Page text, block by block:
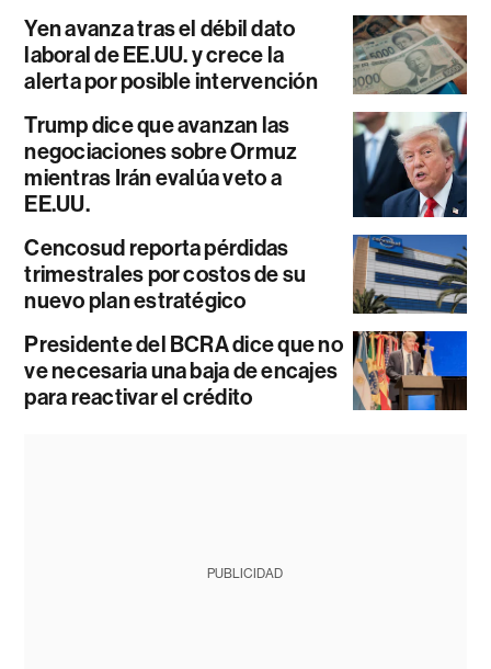
Yen avanza tras el débil dato
laboral de EE.UU. y crece la
alerta por posible intervención
Trump dice que avanzan las
negociaciones sobre Ormuz
mientras Irán evalúa veto a
EE.UU.
Cencosud reporta pérdidas
trimestrales por costos de su
nuevo plan estratégico
Presidente del BCRA dice que no
ve necesaria una baja de encajes
para reactivar el crédito
PUBLICIDAD